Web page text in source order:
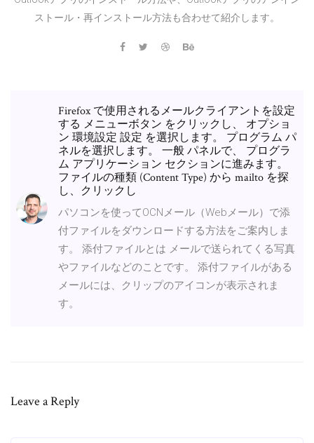
ストール・再インストール方法も合わせて紹介します。
Firefox で使用されるメールクライアントを設定
する メニューボタン をクリックし、 オプショ
ン 環境設定 設定 を選択します。 プログラム パ
ネルを選択します。 一般 パネルで、 プログラ
ム アプリケーション セクションに進みます。
ファイルの種類 (Content Type) から mailto を探
し、クリックし
パソコンを使ってOCNメール（Webメール）で添
付ファイルをダウンロードする方法をご案内しま
す。 添付ファイルとは メールで送られてくる写真
やファイルなどのことです。 添付ファイルがある
メールには、クリップのアイコンが表示されま
す。
Leave a Reply